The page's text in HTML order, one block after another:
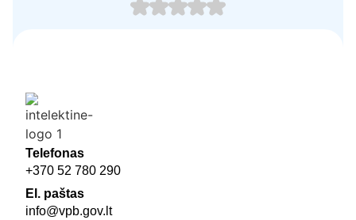
Telefonas
+370 52 780 290
El. paštas
info@vpb.gov.lt